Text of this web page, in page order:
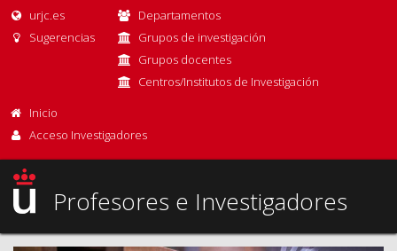
urjc.es
Sugerencias
Departamentos
Grupos de investigación
Grupos docentes
Centros/Institutos de Investigación
Inicio
Acceso Investigadores
Profesores e Investigadores